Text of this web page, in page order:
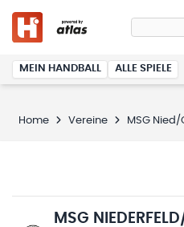
MEIN HANDBALL ALLE SPIELE
Home Vereine MSG
MSG